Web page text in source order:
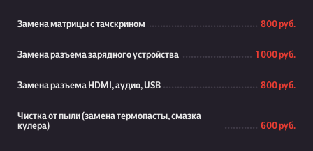
Замена матрицы с тачскрином 800 руб.
Замена разъема зарядного устройства 1 000 руб.
Замена разъема HDMI, аудио, USB 800 руб.
Чистка от пыли (замена термопасты, смазка
кулера)
600 руб.